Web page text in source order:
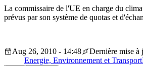
La commissaire de l'UE en charge du
prévus par son système de quotas et
Aug 26, 2010 - 14:48
Dernière mise
Energie, Environnement et Transport